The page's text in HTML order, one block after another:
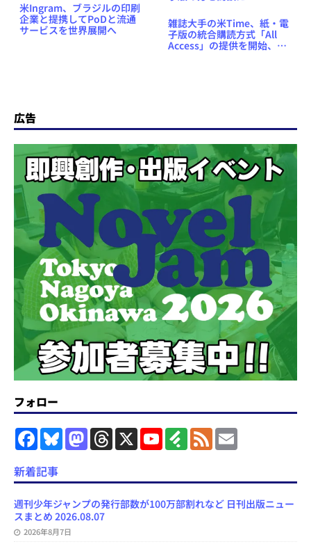
米Ingram、ブラジルの印刷
企業と提携してPoDと流通
サービスを世界展開へ
雑誌大手の米Time、紙・電
子版の統合購読方式「All
Access」の提供を開始、電
広告
フォロー
F
a
e
b
o
k
B
s
y
M
a
o
o
n
T
h
a
s
X
Y
o
u
e
C
F
e
l
F
e
l
新着記事
週刊少年ジャンプの発行部数が100万部割れなど 日刊出版ニュー
スまとめ 2026.08.07
2026年8月7日